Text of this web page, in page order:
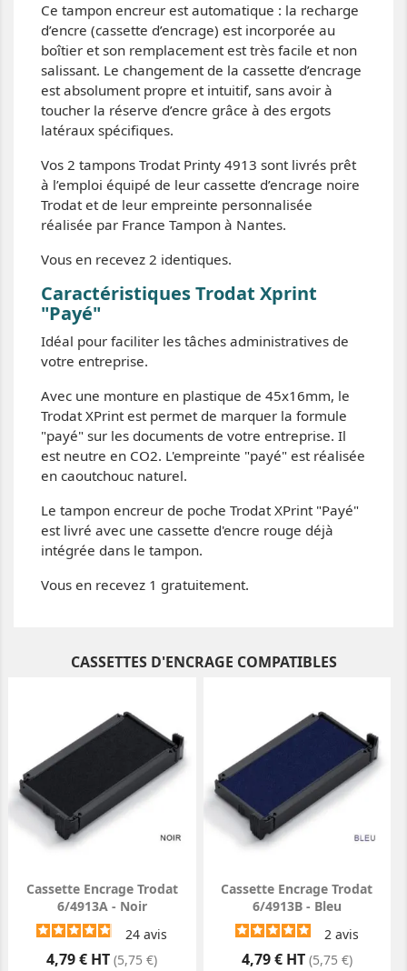
Ce tampon encreur est automatique : la recharge
d’encre (cassette d’encrage) est incorporée au
boîtier et son remplacement est très facile et non
salissant. Le changement de la cassette d’encrage
est absolument propre et intuitif, sans avoir à
toucher la réserve d’encre grâce à des ergots
latéraux spécifiques.
Vos 2 tampons Trodat Printy 4913 sont livrés prêt
à l’emploi équipé de leur cassette d’encrage noire
Trodat et de leur empreinte personnalisée
réalisée par France Tampon à Nantes.
Vous en recevez 2 identiques.
Caractéristiques Trodat Xprint
"Payé"
Idéal pour faciliter les tâches administratives de
votre entreprise.
Avec une monture en plastique de 45x16mm, le
Trodat XPrint est permet de marquer la formule
"payé" sur les documents de votre entreprise. Il
est neutre en CO2. L'empreinte "payé" est réalisée
en caoutchouc naturel.
Le tampon encreur de poche Trodat XPrint "Payé"
est livré avec une cassette d'encre rouge déjà
intégrée dans le tampon.
Vous en recevez 1 gratuitement.
CASSETTES D'ENCRAGE COMPATIBLES
Cassette Encrage Trodat
6/4913A - Noir
24avis
Prix
4,79 € HT (5,75 €)
Cassette Encrage Trodat
6/4913B - Bleu
2 avis
Prix
4,79 € HT (5,75 €)